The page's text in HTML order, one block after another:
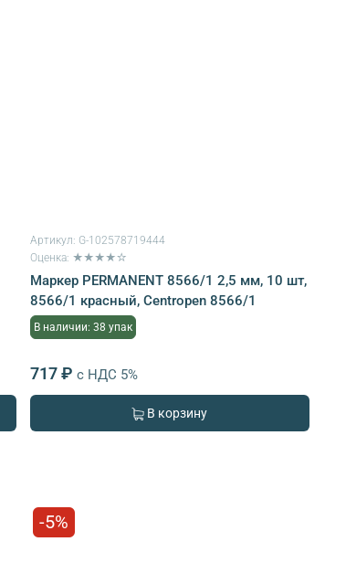
Артикул: G-102578719444
Оценка: ★★★★☆
Маркер PERMANENT 8566/1 2,5 мм, 10 шт,
8566/1 красный, Centropen 8566/1
В наличии: 38 упак
717 ₽ с НДС 5%
В корзину
-5%